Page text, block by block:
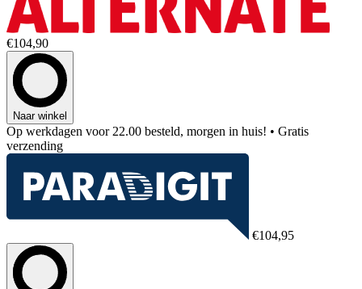
€104,90
Naar winkel
Op werkdagen voor 22.00 besteld, morgen in huis! • Gratis
verzending
€104,95